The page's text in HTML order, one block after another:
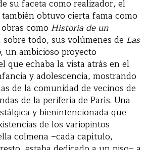
su faceta como realizador, el
obtuvo cierta fama como
como Historia de un
todo, sus volúmenes de Las
, un ambicioso proyecto
que echaba la vista atrás en el
y adolescencia, mostrando
de la comunidad de vecinos de
de la periferia de París. Una
y bienintencionada que
de los variopintos
colmena –cada capítulo,